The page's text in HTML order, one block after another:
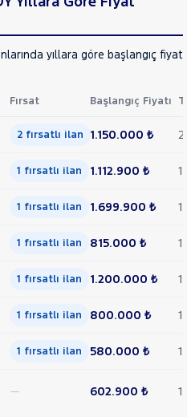
yıllara göre başlangıç
Fırsat Başlangıç Fiyatı
2 fırsatlı ilan 1.150.000 ₺ 2
1 fırsatlı ilan 1.112.900 ₺ 1
1 fırsatlı ilan 1.699.900 ₺ 1
1 fırsatlı ilan 815.000 ₺ 1
1 fırsatlı ilan 1.200.000 ₺ 1
1 fırsatlı ilan 800.000 ₺ 1
1 fırsatlı ilan 580.000 ₺ 1
— 602.900 ₺ 1